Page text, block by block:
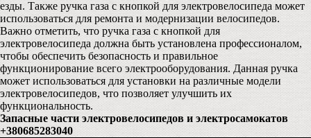
езды. Также ручка газа с кнопкой для электровелосипеда может
использоваться для ремонта и модернизации велосипедов.
Важно отметить, что ручка газа с кнопкой для
электровелосипеда должна быть установлена профессионалом,
чтобы обеспечить безопасность и правильное
функционирование всего электрооборудования. Данная ручка
может использоваться для установки на различные модели
электровелосипедов, что позволяет улучшить их
функциональность.
Запасные части электровелосипедов и электросамокатов
+380685283040